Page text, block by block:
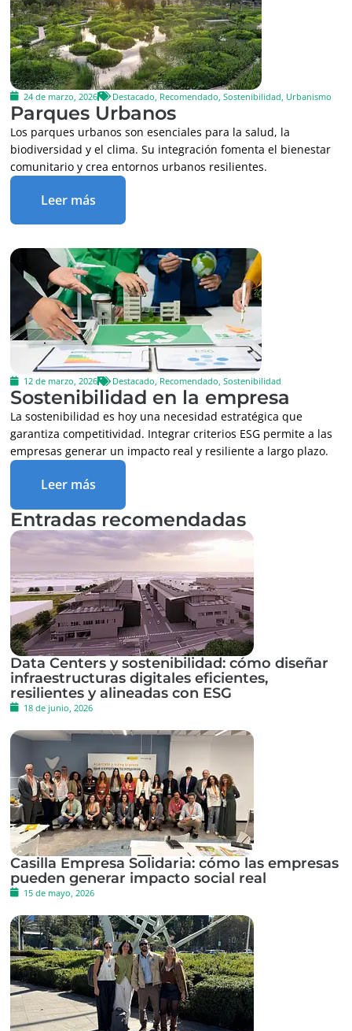
24 de marzo, 2026 Destacado Recomendado ,Sostenibilidad Urbanismo
Parques Urbanos
Los parques urbanos son esenciales para la salud, la
biodiversidad y el clima. Su integración fomenta el bienestar
comunitario y crea entornos urbanos resilientes.
Leer más
12 de marzo, 2026 Destacado, Recomendado,Sostenibilidad
Sostenibilidad en la empresa
La sostenibilidad es hoy una necesidad estratégica que
garantiza competitividad. Integrar criterios ESG permite a las
empresas generar un impacto real y resiliente a largo plazo.
Leer más
Entradas recomendadas
Data Centers y sostenibilidad: cómo diseñar
infraestructuras digitales eficientes,
resilientes y alineadas con ESG
18 de junio, 2026
Casilla Empresa Solidaria: cómo las empresas
pueden generar impacto social real
15 de mayo, 2026